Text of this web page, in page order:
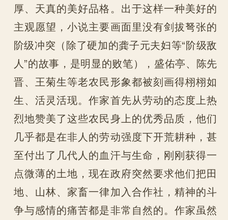
厚、天真的美好品格。出于这样一种美好的
主观愿望，小说主要画面里没有剑拔弩张的
阶级冲突（除了硬加的龚子元夫妇等“阶级敌
人”的故事，是明显的败笔），盛佑亭、陈先
晋、王菊生等老农民形象都被刻画得栩栩如
生、活灵活现。作家首先从劳动的态度上热
烈地赞美了这些农民身上的优秀品质，他们
几乎都是在非人的劳动强度下开荒耕种，甚
至付出了几代人的血汗与生命，刚刚获得一
点微薄的土地，现在政府突然要求他们把田
地、山林、家畜一律加入合作社，精神的斗
争与感情的痛苦都是非常自然的。作家虽然